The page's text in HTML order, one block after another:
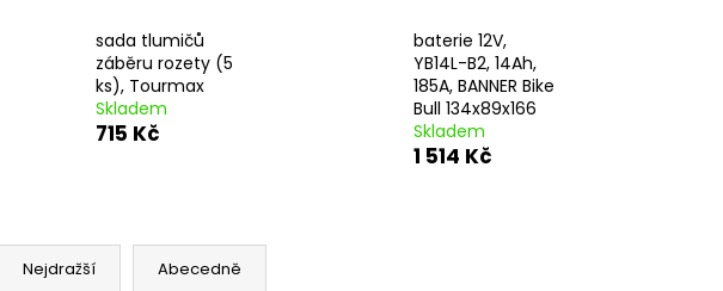
sada tlumičů
záběru rozety (5
ks), Tourmax
Skladem
715 Kč
baterie 12V,
YB14L-B2, 14Ah,
185A, BANNER Bike
Bull 134x89x166
Skladem
1 514 Kč
Nejdražší Abecedně
210 Kč